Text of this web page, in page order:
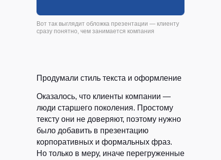
Вот так выглядит обложка презентации — клиенту
сразу понятно, чем занимается компания
Продумали стиль текста и оформление
Оказалось, что клиенты компании —
люди старшего поколения. Простому
тексту они не доверяют, поэтому нужно
было добавить в презентацию
корпоративных и формальных фраз.
Но только в меру, иначе перегруженные